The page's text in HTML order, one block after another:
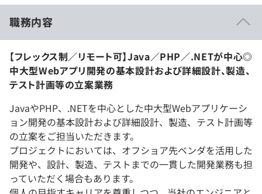
職務内容
【フレックス制／リモート可】Java／PHP／.NETが中心◎
中大型Webアプリ開発の基本設計および詳細設計、製造、
テスト計画等の立案業務
JavaやPHP、.NETを中心とした中大型Webアプリケーシ
ョン開発の基本設計および詳細設計、製造、テスト計画等
の立案をご担当いただきます。
プロジェクトにおいては、オフショア先ベンダを活用した
開発や、設計、製造、テストまでの一貫した開発業務も担
っていただく場合もあります。